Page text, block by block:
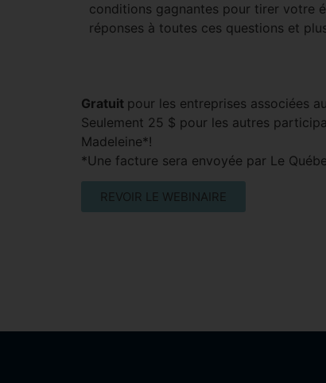
conditions gagnantes pour tirer votre
réponses à toutes ces questions et
Gratuit pour les entreprises associées
Seulement 25 $ pour les autres
Madeleine*!
*Une facture sera envoyée par Le
REVOIR LE WEBINAIRE